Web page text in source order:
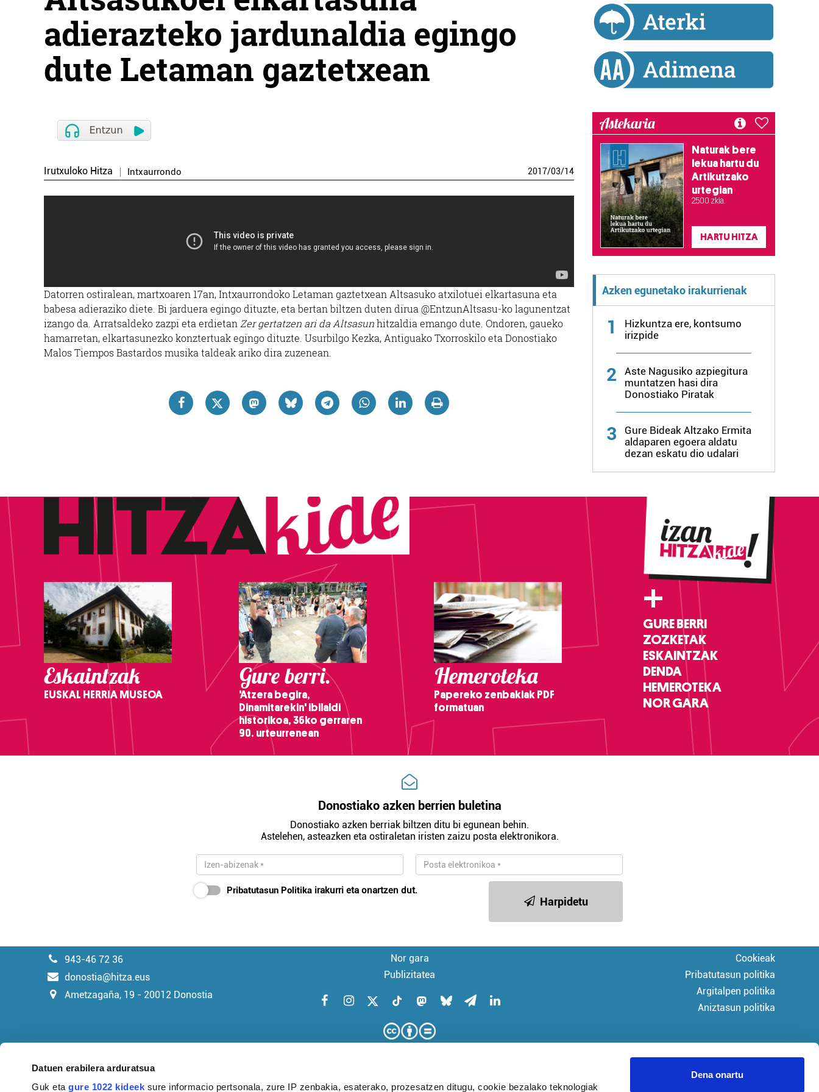
Datuen erabilera arduratsua
Guk etagure 1022 kideek sure informacio pertsonala, zure IP zenbakia, esaterako, prozesatzen ditugu, cookie bezalako teknologiak
Dena onartu
adierazteko jardunaldia egingo
dute Letaman gaztetxean
Irutxuloko Hitza Intxaurrondo 2017/03/14
Datorren ostiralean, martxoaren 17an, Intxaurrondoko Letaman gaztetxean Altsasuko atxilotuei elkartasuna eta
babesa adieraziko diete. Bi jarduera egingo dituzte, eta bertan biltzen duten dirua @EntzunAltsasu-ko lagunentzat
izango da. Arratsaldeko zazpi eta erdietan Zer gertatzen ari da Altsasunhitzaldia emango dute. Ondoren, gaueko
hamarretan, elkartasunezko konztertuak egingo dituzte. Usurbilgo Kezka, Antiguako Txorroskilo eta Donostiako
Malos Tiempos Bastardos musika taldeak ariko dira zuzenean.
Astekaria
Naturak bere
lekua hartu du
Artikutzako
urtegian
2.500 zkia.
HARTU HITZA
Azken egunetako irakurrienak
1
Hizkuntza ere, kontsumo
irizpide
2
Aste Nagusiko azpiegitura
muntatzen hasi dira
Donostiako Piratak
3
Gure Bideak Altzako Ermita
aldaparen egoera aldatu
dezan eskatu dio udalari
Eskaintzak
EUSKAL HERRIA MUSEOA
Gure berri.
'Atzera begira,
Dinamitarekin' ibilaldi
historikoa, 36ko gerraren
90. urteurrenean
Hemeroteka
Papereko zenbakiak PDF
formatuan
+
GURE BERRI
ZOZKETAK
ESKAINTZAK
DENDA
HEMEROTEKA
NOR GARA
Donostiako azken berrien buletina
Donostiako azken berriak biltzen ditu bi egunean behin.
Astelehen, asteazken eta ostiraletan iristen zaizu posta elektronikora.
Pribatutasun Politika irakurri eta onartzen dut.
Harpidetu
943-46 72 36
donostia@hitza.eus
Ametzagaña, 19 - 20012 Donostia
Nor gara
Publizitatea
Cookieak
Pribatutasun politika
Argitalpen politika
Aniztasun politika